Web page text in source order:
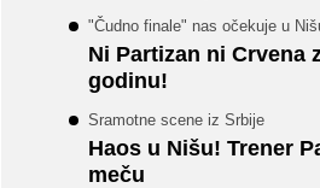
"Čudno finale" nas očekuje u
Ni Partizan ni Crvena
godinu!
Sramotne scene iz Srbije
Haos u Nišu! Trener
meču